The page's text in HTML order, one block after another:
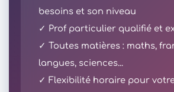
besoins et son niveau
✓ Prof particulier qualifié et
✓ Toutes matières : maths,
langues, sciences...
✓ Flexibilité horaire pour